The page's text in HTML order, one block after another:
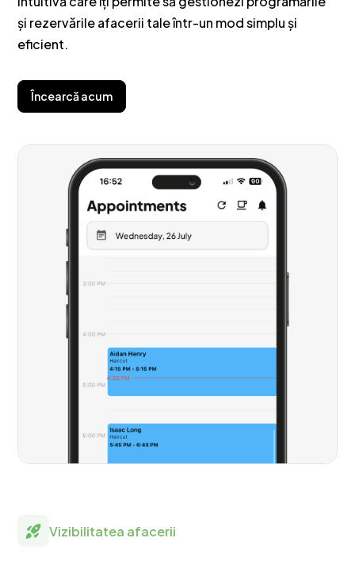
și rezervările afacerii tale într-un mod simplu și
eficient.
Încearcă acum
Vizibilitatea afacerii